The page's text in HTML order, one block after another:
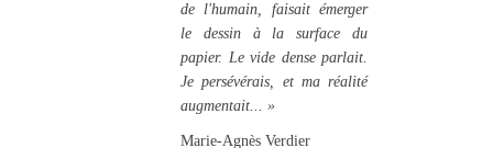
de l'humain, faisait émerger
le dessin à la surface du
papier. Le vide dense parlait.
Je persévérais, et ma réalité
augmentait... »
Marie-Agnès Verdier